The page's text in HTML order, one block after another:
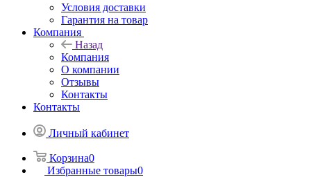
Условия доставки
Гарантия на товар
Компания
Назад
Компания
О компании
Отзывы
Контакты
Контакты
Личный кабинет
Корзина0
Избранные товары0